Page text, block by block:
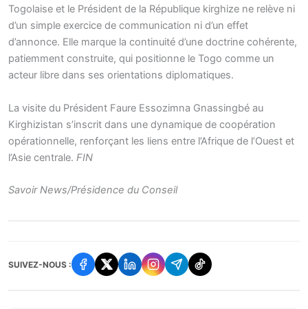
Togolaise et le Président de la République kirghize ne relève ni
d’un simple exercice de communication ni d’un effet
d’annonce. Elle marque la continuité d’une doctrine cohérente,
patiemment construite, qui positionne le Togo comme un
acteur libre dans ses orientations diplomatiques.
La visite du Président Faure Essozimna Gnassingbé au
Kirghizistan s’inscrit dans une dynamique de coopération
opérationnelle, renforçant les liens entre l’Afrique de l’Ouest et
l’Asie centrale. FIN
Savoir News/Présidence du Conseil
SUIVEZ-NOUS :